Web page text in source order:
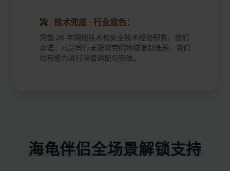
技术兜底 · 行业底色：
凭借 26 年网络技术和安全技术经验积累，我们
承诺：凡是同行未能攻克的地域限制难题，我们
均有能力进行深度适配与突破。
海龟伴侣全场景解锁支持